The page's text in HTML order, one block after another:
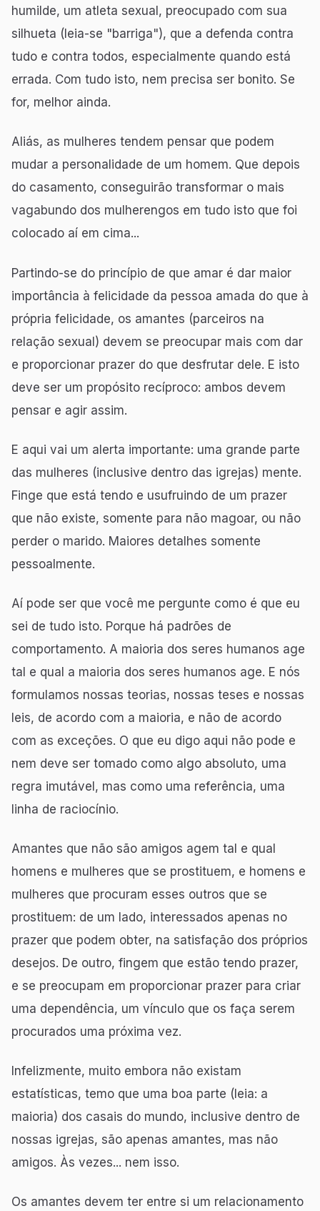
humilde, um atleta sexual, preocupado com sua
silhueta (leia-se "barriga"), que a defenda contra
tudo e contra todos, especialmente quando está
errada. Com tudo isto, nem precisa ser bonito. Se
for, melhor ainda.
Aliás, as mulheres tendem pensar que podem
mudar a personalidade de um homem. Que depois
do casamento, conseguirão transformar o mais
vagabundo dos mulherengos em tudo isto que foi
colocado aí em cima...
Partindo-se do princípio de que amar é dar maior
importância à felicidade da pessoa amada do que à
própria felicidade, os amantes (parceiros na
relação sexual) devem se preocupar mais com dar
e proporcionar prazer do que desfrutar dele. E isto
deve ser um propósito recíproco: ambos devem
pensar e agir assim.
E aqui vai um alerta importante: uma grande parte
das mulheres (inclusive dentro das igrejas) mente.
Finge que está tendo e usufruindo de um prazer
que não existe, somente para não magoar, ou não
perder o marido. Maiores detalhes somente
pessoalmente.
Aí pode ser que você me pergunte como é que eu
sei de tudo isto. Porque há padrões de
comportamento. A maioria dos seres humanos age
tal e qual a maioria dos seres humanos age. E nós
formulamos nossas teorias, nossas teses e nossas
leis, de acordo com a maioria, e não de acordo
com as exceções. O que eu digo aqui não pode e
nem deve ser tomado como algo absoluto, uma
regra imutável, mas como uma referência, uma
linha de raciocínio.
Amantes que não são amigos agem tal e qual
homens e mulheres que se prostituem, e homens e
mulheres que procuram esses outros que se
prostituem: de um lado, interessados apenas no
prazer que podem obter, na satisfação dos próprios
desejos. De outro, fingem que estão tendo prazer,
e se preocupam em proporcionar prazer para criar
uma dependência, um vínculo que os faça serem
procurados uma próxima vez.
Infelizmente, muito embora não existam
estatísticas, temo que uma boa parte (leia: a
maioria) dos casais do mundo, inclusive dentro de
nossas igrejas, são apenas amantes, mas não
amigos. Às vezes... nem isso.
Os amantes devem ter entre si um relacionamento